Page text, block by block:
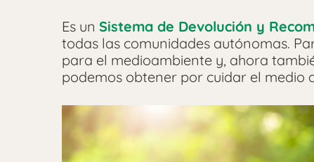
Es un Sistema de Devolución y
todas las comunidades autónomas.
para el medioambiente y, ahora
podemos obtener por cuidar el medio